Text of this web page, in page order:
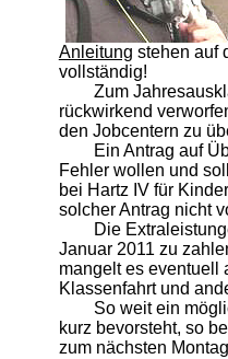
Anleitung stehen auf
vollständig!
Zum
rückwirkend
den Jobcentern zu
Ein Antrag auf
Fehler wollen und
bei Hartz IV für Kinder
solcher Antrag nicht
Die
Januar 2011 zu
mangelt es eventuell
Klassenfahrt und
So weit ein
kurz bevorsteht, so
zum nächsten